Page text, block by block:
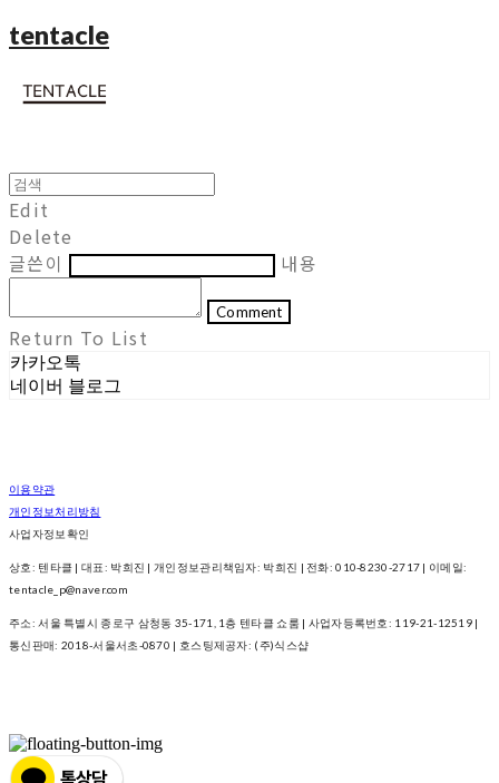
tentacle
Edit
Delete
글쓴이
내용
Comment
Return To List
카카오톡
네이버 블로그
이용약관
개인정보처리방침
사업자정보확인
상호: 텐타클 | 대표: 박희진 | 개인정보관리책임자: 박희진 | 전화: 010-8230-2717 | 이메일:
tentacle_p@naver.com
주소: 서울 특별시 종로구 삼청동 35-171, 1층 텐타클 쇼룸 | 사업자등록번호: 119-21-12519 |
통신판매: 2018-서울서초-0870 | 호스팅제공자: (주)식스샵